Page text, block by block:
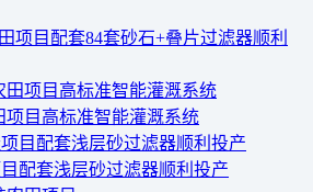
项目配套84套砂石+叠片过滤器顺利
项目高标准智能灌溉系统
配套浅层砂过滤器顺利投产